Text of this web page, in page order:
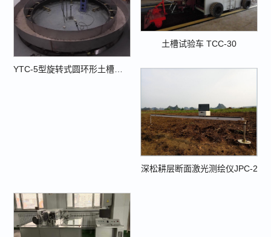
YTC-5型旋转式圆环形土槽综合试验台
土槽试验车 TCC-30
深松耕层断面激光测绘仪JPC-2